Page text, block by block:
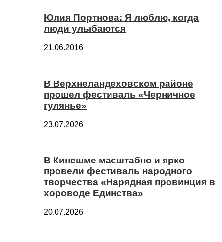
Юлия Портнова: Я люблю, когда
люди улыбаются
21.06.2016
В Верхнеландеховском районе
прошел фестиваль «Черничное
гулянье»
23.07.2026
В Кинешме масштабно и ярко
провели фестиваль народного
творчества «Нарядная провинция в
хороводе Единства»
20.07.2026